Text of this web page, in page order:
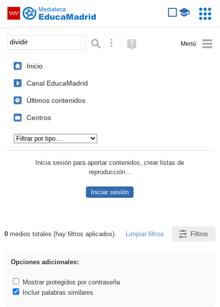
Saltar navegación
Palabra o frase: Búsqueda avanzada
Ayuda
(en
Inicio
Canal EducaMadrid
Últimos contenidos
Centros
Inicia sesión para aportar contenidos, crear listas de
reproducción...
Iniciar sesión
Resultados de: dividir
0medios totales (hay filtros aplicados) Limpiar filtros Filtros
Opciones adicionales:
Mostrar protegidos por contraseña
Incluir palabras similares